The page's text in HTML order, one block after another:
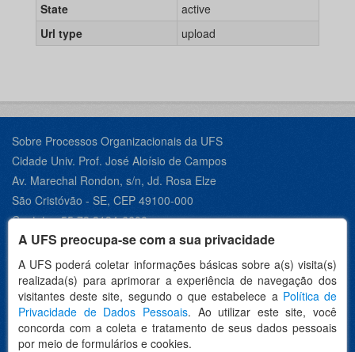
A UFS preocupa-se com a sua privacidade
A UFS poderá coletar informações básicas sobre a(s) visita(s)
realizada(s) para aprimorar a experiência de navegação dos
visitantes deste site, segundo o que estabelece a Política de
Privacidade de Dados Pessoais. Ao utilizar este site, você
concorda com a coleta e tratamento de seus dados pessoais
por meio de formulários e cookies.
State
active
Url type
upload
Sobre Processos Organizacionais da UFS
Cidade Univ. Prof. José Aloísio de Campos
Av. Marechal Rondon, s/n, Jd. Rosa Elze
São Cristóvão - SE, CEP 49100-000
Contato +55 79 3194-6600
Desenvolvido por: